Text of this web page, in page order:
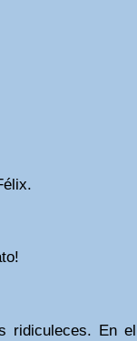
ridiculeces. En